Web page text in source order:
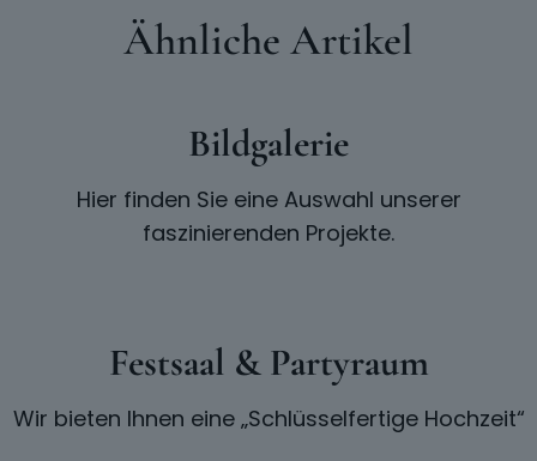
Ähnliche Artikel
Bildgalerie
Hier finden Sie eine Auswahl unserer
faszinierenden Projekte.
Festsaal & Partyraum
Wir bieten Ihnen eine „Schlüsselfertige Hochzeit“